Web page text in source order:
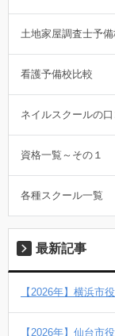
土地家屋調査士予
看護予備校比較
ネイルスクールの
資格一覧～その１
各種スクール一覧
最新記事
【2026年】横浜市
【2026年】仙台市